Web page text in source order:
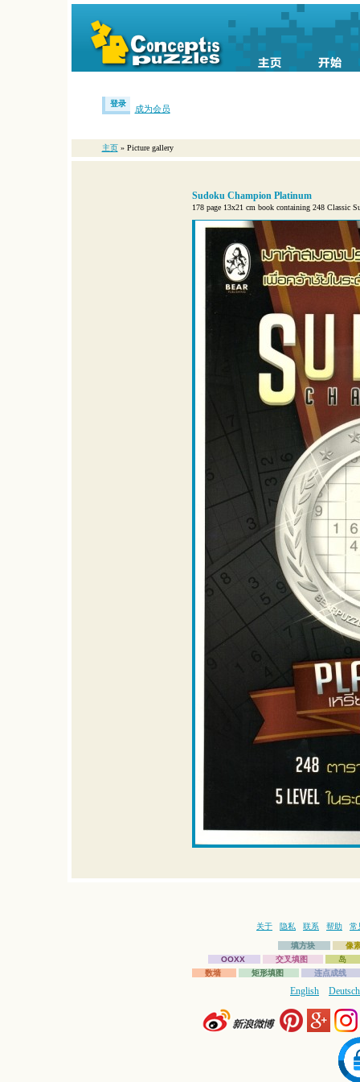
登录
成为会员
主页 » Picture gallery
Sudoku Champion Platinum
178 page 13x21 cm book containing 248 Classic
关于 隐私 联系 帮助 常
填方块
像
OOXX
交叉填图
岛
数墙
矩形填图 连点成线
English Deutsch